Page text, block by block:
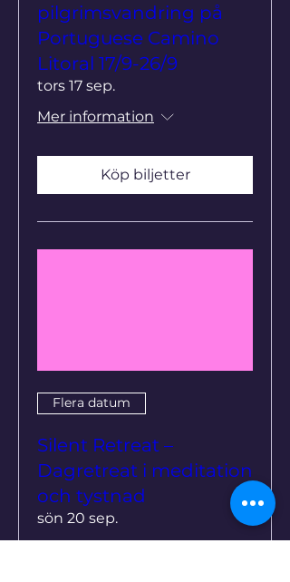
pilgrimsvandring på
Portuguese Camino
Litoral 17/9-26/9
tors 17 sep.
Mer information
Köp biljetter
Flera datum
Silent Retreat –
Dagretreat i meditation
och tystnad
sön 20 sep.